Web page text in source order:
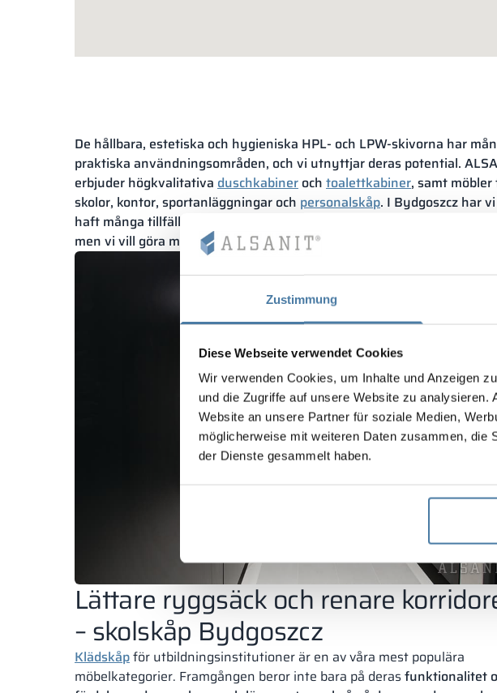
Zustimmung
Diese Webseite verwendet Cookies
Wir verwenden Cookies, um Inhalte und Anzeigen
und die Zugriffe auf unsere Website zu
Website an unsere Partner für soziale Medien,
möglicherweise mit weiteren Daten zusammen, die
der Dienste gesammelt haben.
De hållbara, estetiska och hygieniska HPL- och LPW-skivorna har
praktiska användningsområden, och vi utnyttjar deras potential.
erbjuder högkvalitativa duschkabiner och toalettkabiner, samt möbler
skolor, kontor, sportanläggningar och personalskåp. I Bydgoszcz har vi
haft många tillfällen att installera våra skräddarsydda konstruktioner,
men vi vill göra mer – kontakta oss gärna.
Lättare ryggsäck och renare
– skolskåp Bydgoszcz
Klädskåpför utbildningsinstitutioner är en av våra mest populära
möbelkategorier. Framgången beror inte bara på deras funktionalitet